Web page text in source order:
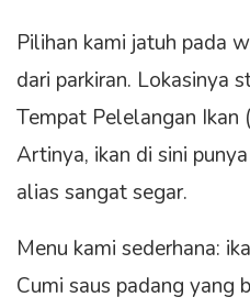
Pilihan kami jatuh pada
dari parkiran. Lokasinya
Tempat Pelelangan Ikan
Artinya, ikan di sini
alias sangat segar.
Menu kami sederhana:
Cumi saus padang yang